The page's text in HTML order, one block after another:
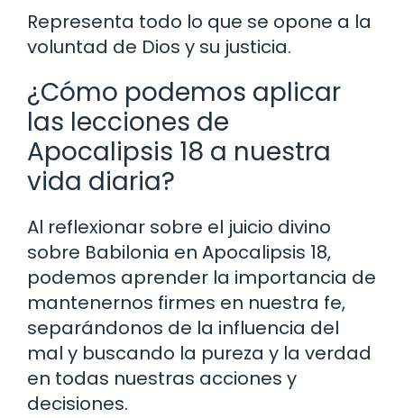
Representa todo lo que se opone a la
voluntad de Dios y su justicia.
¿Cómo podemos aplicar
las lecciones de
Apocalipsis 18 a nuestra
vida diaria?
Al reflexionar sobre el juicio divino
sobre Babilonia en Apocalipsis 18,
podemos aprender la importancia de
mantenernos firmes en nuestra fe,
separándonos de la influencia del
mal y buscando la pureza y la verdad
en todas nuestras acciones y
decisiones.